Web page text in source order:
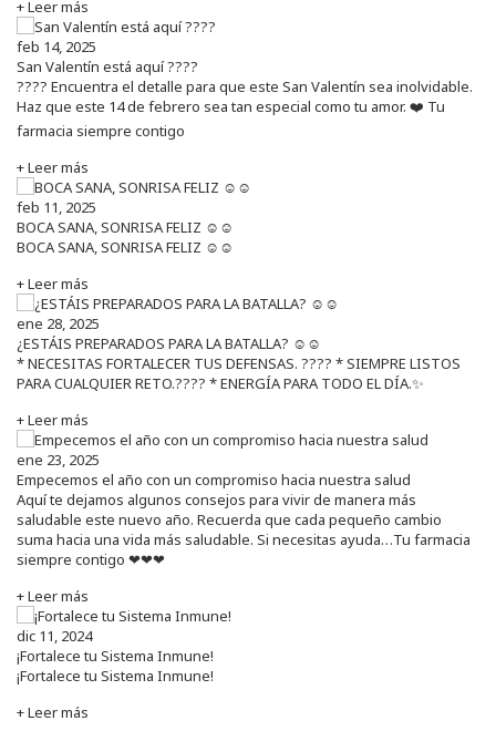
+ Leer más
feb 14, 2025
San Valentín está aquí ????
???? Encuentra el detalle para que este San Valentín sea inolvidable.
Haz que este 14 de febrero sea tan especial como tu amor. ❤️ Tu
farmacia siempre contigo
+ Leer más
feb 11, 2025
BOCA SANA, SONRISA FELIZ ☺️☺️
BOCA SANA, SONRISA FELIZ ☺️☺️
+ Leer más
ene 28, 2025
¿ESTÁIS PREPARADOS PARA LA BATALLA? ☺️☺️
* NECESITAS FORTALECER TUS DEFENSAS. ????️ * SIEMPRE LISTOS
PARA CUALQUIER RETO.???? * ENERGÍA PARA TODO EL DÍA.✨
+ Leer más
ene 23, 2025
Empecemos el año con un compromiso hacia nuestra salud
Aquí te dejamos algunos consejos para vivir de manera más
saludable este nuevo año. Recuerda que cada pequeño cambio
suma hacia una vida más saludable. Si necesitas ayuda…Tu farmacia
siempre contigo ❤❤❤
+ Leer más
dic 11, 2024
¡Fortalece tu Sistema Inmune!
¡Fortalece tu Sistema Inmune!
+ Leer más